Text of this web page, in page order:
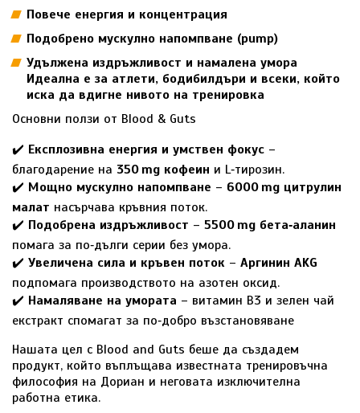
Повече енергия и концентрация
Подобрено мускулно напомпване (pump)
Удължена издръжливост и намалена умора
Идеална е за атлети, бодибилдъри и всеки, който
иска да вдигне нивото на тренировка
Основни ползи от Blood & Guts
✔️ Експлозивна енергия и умствен фокус –
благодарение на 350 mg кофеин и L‑тирозин.
✔️ Мощно мускулно напомпване – 6000 mg цитрулин
малат насърчава кръвния поток.
✔️ Подобрена издръжливост – 5500 mg бета‑аланин
помага за по‑дълги серии без умора.
✔️ Увеличена сила и кръвен поток – Аргинин AKG
подпомага производството на азотен оксид.
✔️ Намаляване на умората – витамин B3 и зелен чай
екстракт спомагат за по‑добро възстановяване
Нашата цел с Blood and Guts беше да създадем
продукт, който въплъщава известната тренировъчна
философия на Дориан и неговата изключителна
работна етика.